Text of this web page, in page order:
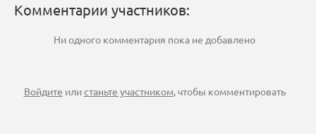
Комментарии участников:
Ни одного комментария пока не добавлено
Войдите илистаньте участником, чтобы комментировать